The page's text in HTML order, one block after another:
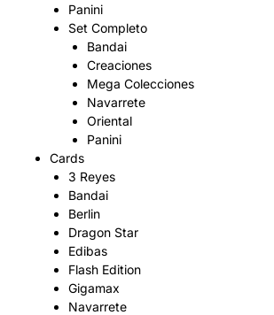
Panini
Set Completo
Bandai
Creaciones
Mega Colecciones
Navarrete
Oriental
Panini
Cards
3 Reyes
Bandai
Berlin
Dragon Star
Edibas
Flash Edition
Gigamax
Navarrete